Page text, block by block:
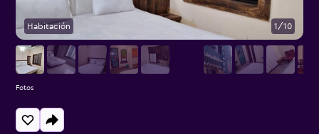
Habitación 1/10
Fotos